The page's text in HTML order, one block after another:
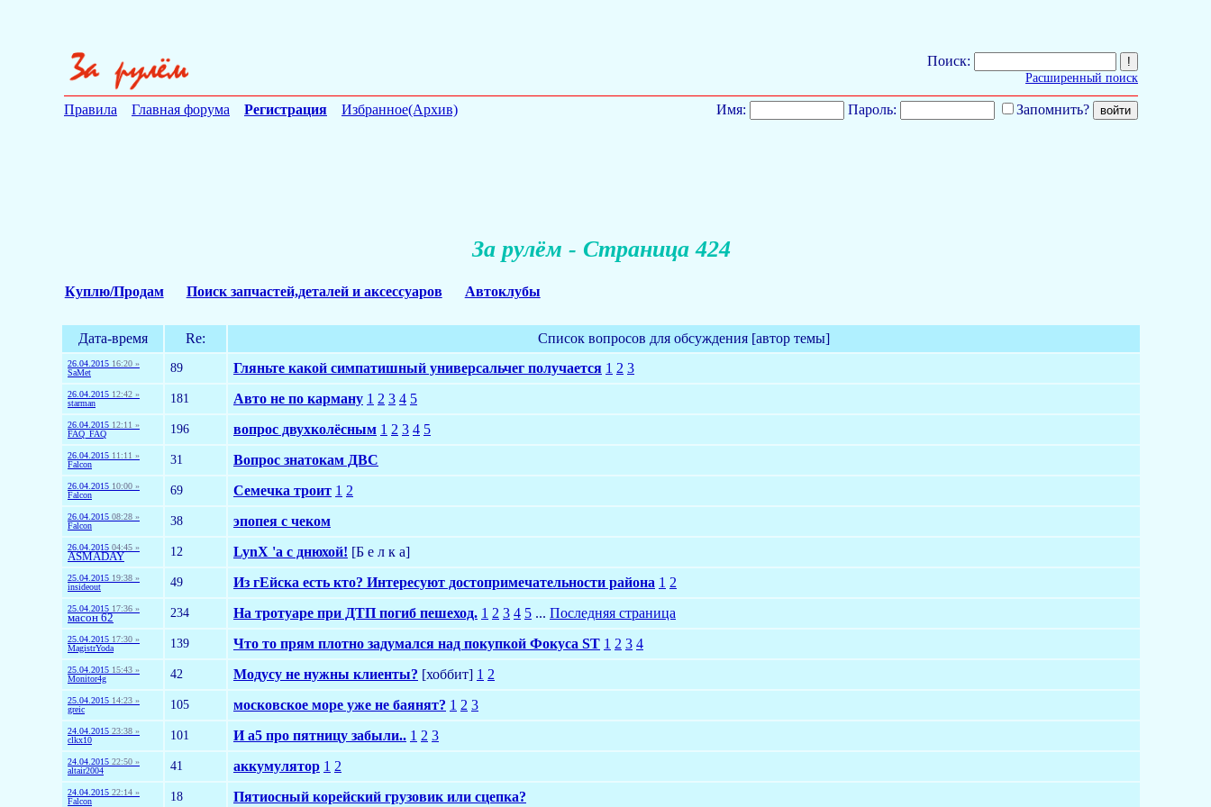
Поиск:
Расширенный поиск
Правила Главная форума Регистрация Избранное(Архив) Имя: Пароль: Запомнить?
За рулём - Страница 424
Куплю/Продам Поиск запчастей,деталей и аксессуаров Автоклубы
Дата-время Re: Список вопросов для обсуждения [автор темы]
26.04.2015 16:20 »
SaMet
89 Гляньте какой симпатишный универсальчег получается 1 2 3
26.04.2015 12:42 »
starman
181 Авто не по карману 1 2 3 4 5
26.04.2015 12:11 »
FAQ_FAQ
196 вопрос двухколёсным 1 2 3 4 5
26.04.2015 11:11 »
Falcon
31 Вопрос знатокам ДВС
26.04.2015 10:00 »
Falcon
69 Семечка троит 1 2
26.04.2015 08:28 »
Falcon
38 эпопея с чеком
26.04.2015 04:45 »
ASMADAY 12 LynX 'а с днюхой! [Б е л к а]
25.04.2015 19:38 »
insideout
49 Из гЕйска есть кто? Интересуют достопримечательности района 1 2
25.04.2015 17:36 »
масон 62 234 На тротуаре при ДТП погиб пешеход. 1 2 3 4 5 ... Последняя страница
25.04.2015 17:30 »
MagistrYoda
139 Что то прям плотно задумался над покупкой Фокуса ST 1 2 3 4
25.04.2015 15:43 »
Monitor4g
42 Модусу не нужны клиенты? [хоббит] 1 2
25.04.2015 14:23 »
greic
105 московское море уже не баянят? 1 2 3
24.04.2015 23:38 »
clkx10
101 И а5 про пятницу забыли.. 1 2 3
24.04.2015 22:50 »
altair2004
41 аккумулятор 1 2
24.04.2015 22:14 »
Falcon
18 Пятиосный корейский грузовик или сцепка?